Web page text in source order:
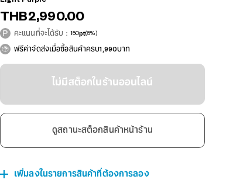
THB2,990.00
คะแนนที่จะได้รับ：150pt(5%)
ฟรีค่าจัดส่งเมื่อซื้อสินค้าครบ1,990บาท
ไม่มีสต็อกในร้านออนไลน์
ดูสถานะสต็อกสินค้าหน้าร้าน
เพิ่มลงในรายการสินค้าที่ต้องการลอง